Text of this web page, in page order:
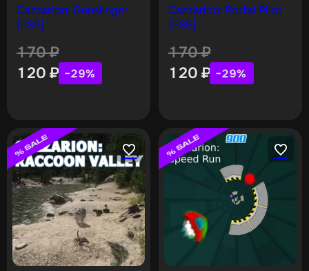
Cazzarion: Gunslinger
[PS5]
170₽
120 ₽ −29%
Cazzarion: Portal Pilot
[PS5]
170₽
120 ₽ −29%